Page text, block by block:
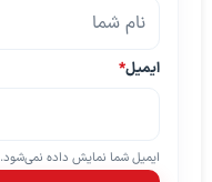
ایمیل*
ایمیل شما نمایش داده نمی‌شود.